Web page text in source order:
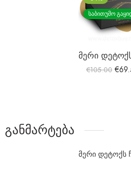
ᲡᲐᲑᲘᲗᲣᲛᲝ
€105.00 €
განმარტება
მერი დეტოქს